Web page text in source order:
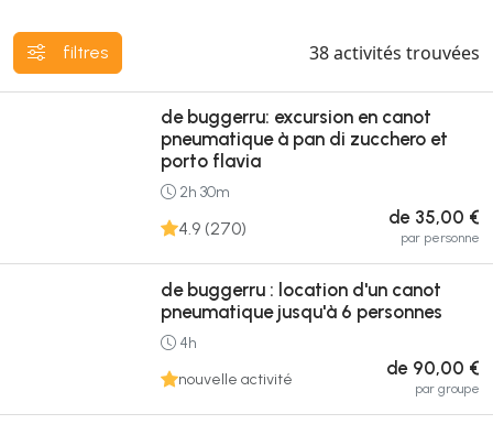
filtres 38activités trouvées
de buggerru: excursion en canot
pneumatique à pan di zucchero et
porto flavia
2h 30m
4.9 (270) de 35,00 €
par personne
de buggerru : location d'un canot
pneumatique jusqu'à 6 personnes
4h
nouvelle activité
de 90,00 €
par groupe